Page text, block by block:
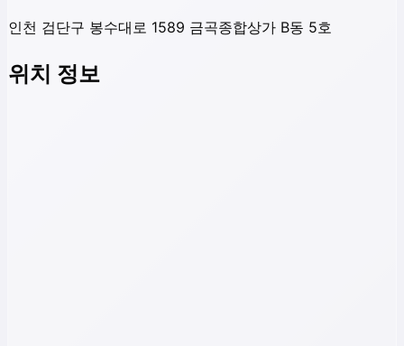
인천 검단구 봉수대로 1589 금곡종합상가 B동 5호
위치 정보